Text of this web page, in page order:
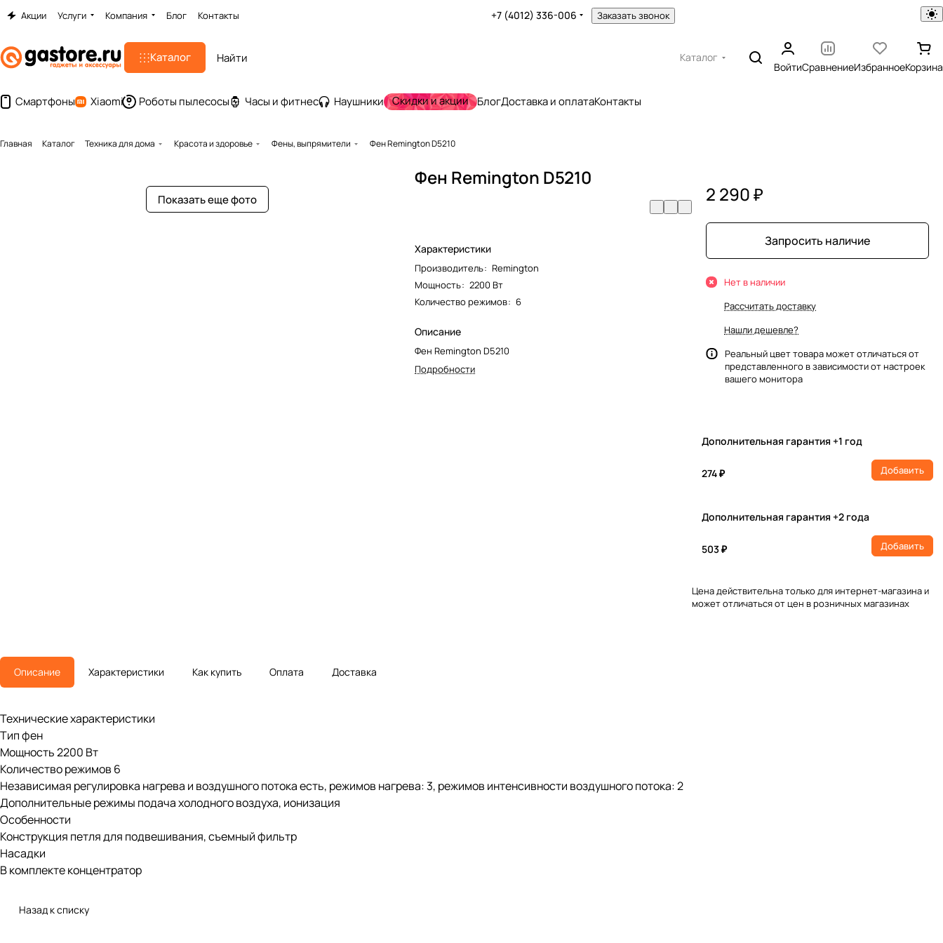
Акции Услуги Компания Блог Контакты +7 (4012) 336-006 Заказать звонок
Каталог Каталог
ВойтиСравнениеИзбранноеКорзина
Смартфоны Xiaomi Роботы пылесосы Часы и фитнес Наушники Скидки и акции БлогДоставка и оплатаКонтакты
Главная Каталог Техника для дома Красота и здоровье Фены, выпрямители Фен Remington D5210
Показать еще фото
Фен Remington D5210
Характеристики
Производитель: Remington
Мощность: 2200 Вт
Количество режимов: 6
Описание
Фен Remington D5210
Подробности
2 290 ₽
Запросить наличие
Нет в наличии
Рассчитать доставку
Нашли дешевле?
Реальный цвет товара может отличаться от
представленного в зависимости от настроек
вашего монитора
Дополнительная гарантия +1 год
274 ₽ Добавить
Дополнительная гарантия +2 года
503 ₽ Добавить
Цена действительна только для интернет-магазина и
может отличаться от цен в розничных магазинах
Описание Характеристики Как купить Оплата Доставка
Технические характеристики
Тип фен
Мощность 2200 Вт
Количество режимов 6
Независимая регулировка нагрева и воздушного потока есть, режимов нагрева: 3, режимов интенсивности воздушного потока: 2
Дополнительные режимы подача холодного воздуха, ионизация
Особенности
Конструкция петля для подвешивания, съемный фильтр
Насадки
В комплекте концентратор
Назад к списку